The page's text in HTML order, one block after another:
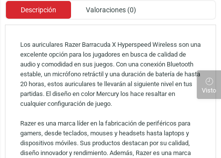
Descripción Valoraciones (0)
Los auriculares Razer Barracuda X Hyperspeed Wireless son una
excelente opción para los jugadores en busca de calidad de
audio y comodidad en sus juegos. Con una conexión Bluetooth
estable, un micrófono retráctil y una duración de batería de hasta
20 horas, estos auriculares te llevarán al siguiente nivel en tus
partidas. El diseño en color Mercury los hace resaltar en
cualquier configuración de juego.
Razer es una marca líder en la fabricación de periféricos para
gamers, desde teclados, mouses y headsets hasta laptops y
dispositivos móviles. Sus productos destacan por su calidad,
diseño innovador y rendimiento. Además, Razer es una marca
Visto